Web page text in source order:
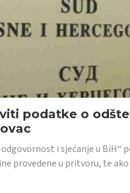
podatke o
odgovornost i sjećanje u
provedene u pritvoru, te